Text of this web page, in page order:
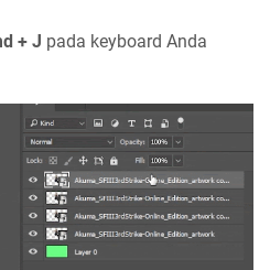
+ J pada keyboard Anda